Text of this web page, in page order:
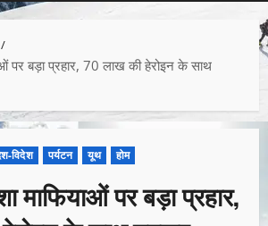
पर बड़ा प्रहार, 70 लाख की हेरोइन के साथ
विदेश पर्यटन यूथ होम
माफियाओं पर बड़ा प्रहार,